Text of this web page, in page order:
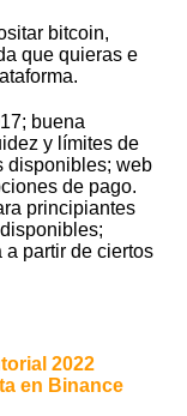
bitcoin,
que quieras e
buena
y límites de
disponibles; web
de pago.
principiantes
partir de ciertos
2022
en Binance